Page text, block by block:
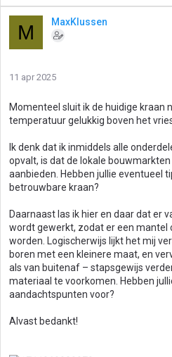
M MaxKlussen
11 apr 2025
Momenteel sluit ik de huidige kraan
temperatuur gelukkig boven het
Ik denk dat ik inmiddels alle
opvalt, is dat de lokale
aanbieden. Hebben jullie eventueel
betrouwbare kraan?
Daarnaast las ik hier en daar dat er
wordt gewerkt, zodat er een mantel
worden. Logischerwijs lijkt het mij
boren met een kleinere maat, en
als van buitenaf – stapsgewijs
materiaal te voorkomen. Hebben
aandachtspunten voor?
Alvast bedankt!